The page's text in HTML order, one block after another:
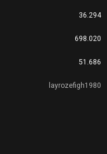
36.294
698.020
51.686
layrozefigh1980